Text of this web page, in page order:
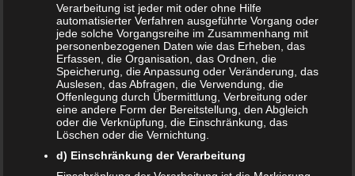
Zunächst sollte geklärt werden, was Malzbier überhaupt ist.
Das sogenannte Malzbier wird nach dem deutschen
Reinheitsgebot gebraut. Entsprechend werden nur
natürliche Rohstoffe verwendet. Künstliche oder
chemische Zusatzstoffe sucht man hier vergebens.
Enthalten sind Gersten- und Weizenmalz, Traubenzucker,
Hopfen, karamellisierter Zucker und Wasser. Seit einem
Rechtsstreit aus dem 1950er beziehungsweise 1960er
Jahren, darf der Begriff „Malzbier“ nicht mehr für
Malzbiere verwendet werden, denen bei der Herstellung
Verarbeitung ist jeder mit oder ohne Hilfe
automatisierter Verfahren ausgeführte Vorgang oder
jede solche Vorgangsreihe im Zusammenhang mit
personenbezogenen Daten wie das Erheben, das
Erfassen, die Organisation, das Ordnen, die
Speicherung, die Anpassung oder Veränderung, das
Auslesen, das Abfragen, die Verwendung, die
Offenlegung durch Übermittlung, Verbreitung oder
eine andere Form der Bereitstellung, den Abgleich
oder die Verknüpfung, die Einschränkung, das
Löschen oder die Vernichtung.
d) Einschränkung der Verarbeitung